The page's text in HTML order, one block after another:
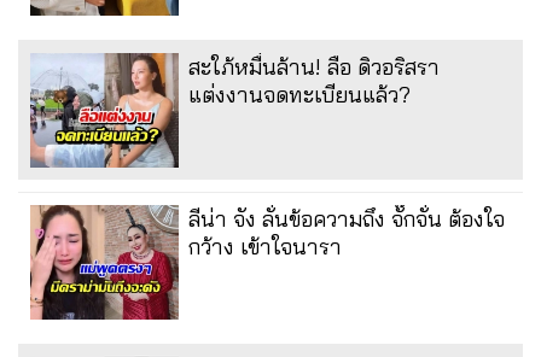
สะใภ้หมื่นล้าน! ลือ ดิวอริสรา
แต่งงานจดทะเบียนแล้ว?
ลีน่า จัง ลั่นข้อความถึง จั๊กจั่น ต้องใจ
กว้าง เข้าใจนารา